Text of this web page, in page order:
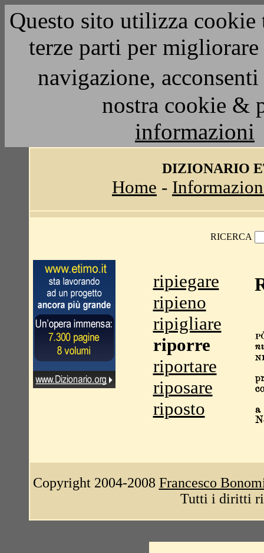
Questo sito utilizza
terze parti per
navigazione,
nostra cookie &
informazioni
DIZIONARIO
Home -
RICERCA
ripiegare
ripieno
ripigliare
riporre
riportare
riposare
riposto
Copyright 2004-2008 Francesco
Tutti i diritti